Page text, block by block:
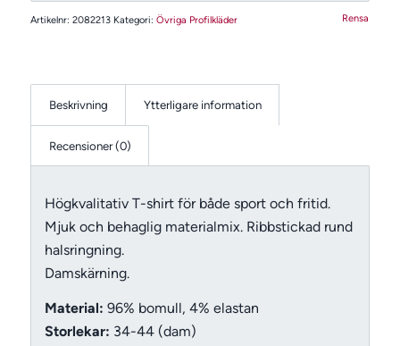
Rensa
Artikelnr: 2082213 Kategori: Övriga Profilkläder
Beskrivning Ytterligare information
Recensioner (0)
Högkvalitativ T-shirt för både sport och fritid.
Mjuk och behaglig materialmix. Ribbstickad rund
halsringning.
Damskärning.
Material: 96% bomull, 4% elastan
Storlekar: 34-44 (dam)